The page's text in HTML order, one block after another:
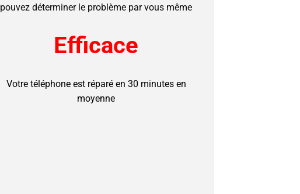
pouvez déterminer le problème par vous même
Efficace
Votre téléphone est réparé en 30 minutes en
moyenne